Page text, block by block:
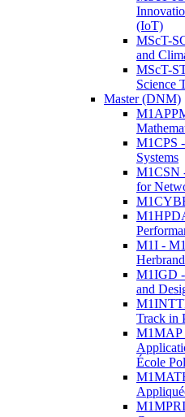
(IoT)
MScT-
and
MScT-
Science
Master (DNM)
M1CPS
Systems
M1CSN
for
M1I -
M1IGD
and
Track in
M1MAP
École